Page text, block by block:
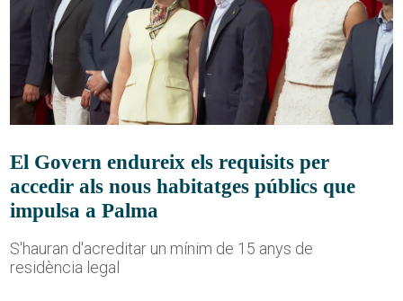
El Govern endureix els requisits per
accedir als nous habitatges públics que
impulsa a Palma
S'hauran d'acreditar un mínim de 15 anys de
residència legal